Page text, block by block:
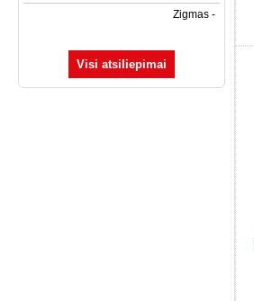
Zigmas -
Visi atsiliepimai